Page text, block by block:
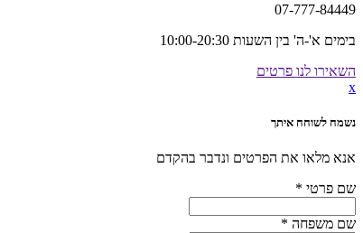
07-777-84449
בימים א'-ה' בין השעות 10:00-20:30
השאירו לנו פרטים
x
נשמח לשוחח איתך
אנא מלאו את הפרטים ונדבר בהקדם
שם פרטי *
שם משפחה *